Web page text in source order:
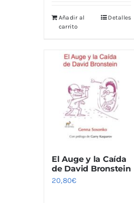
Añadir al
carrito
Detalles
El Auge y la Caída
de David Bronstein
20,80€